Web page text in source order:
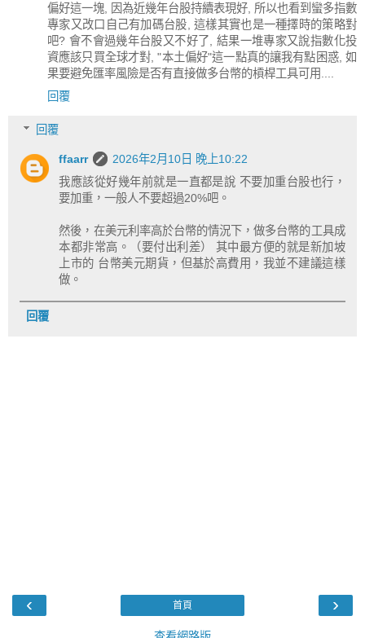
偏好這一塊, 因為近幾年台股持續表現好, 所以也看到蠻多指數
專家又改口自己有加碼台股, 這樣其實也是一種擇時的策略對
吧? 會不會過幾年台股又不好了, 結果一堆專家又說指數化投
資應該只買全球才對, "本土偏好"這一點真的讓我有點困惑, 如
果要避免匯率風險是否有直接做多台幣的槓桿工具可用....
回覆
回覆
ffaarr
2026年2月10日 晚上10:22
我應該從好幾年前就是一直都是說 不要加重台股也行，
要加重，一般人不要超過20%吧。
然後，在美元利率高於台幣的情況下，做多台幣的工具成
本都非常高。（要付出利差） 其中最方便的就是新加坡
上市的 台幣美元期貨，但基於高費用，我並不建議這樣
做。
回覆
‹ ›
首頁